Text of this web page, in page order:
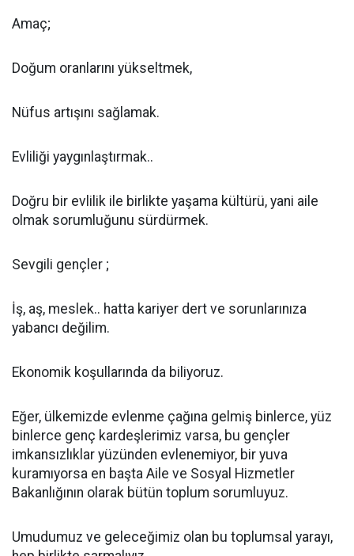
Amaç;
Doğum oranlarını yükseltmek,
Nüfus artışını sağlamak.
Evliliği yaygınlaştırmak..
Doğru bir evlilik ile birlikte yaşama kültürü, yani aile
olmak sorumluğunu sürdürmek.
Sevgili gençler ;
İş, aş, meslek.. hatta kariyer dert ve sorunlarınıza
yabancı değilim.
Ekonomik koşullarında da biliyoruz.
Eğer, ülkemizde evlenme çağına gelmiş binlerce, yüz
binlerce genç kardeşlerimiz varsa, bu gençler
imkansızlıklar yüzünden evlenemiyor, bir yuva
kuramıyorsa en başta Aile ve Sosyal Hizmetler
Bakanlığının olarak bütün toplum sorumluyuz.
Umudumuz ve geleceğimiz olan bu toplumsal yarayı,